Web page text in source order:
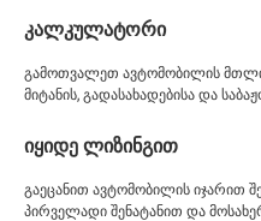
კალკულატორი
გამოთვალეთ ავტომობილის
მიტანის, გადასახადებისა და
იყიდე ლიზინგით
გაეცანით ავტომობილის იჯარით
პირველადი შენატანით და